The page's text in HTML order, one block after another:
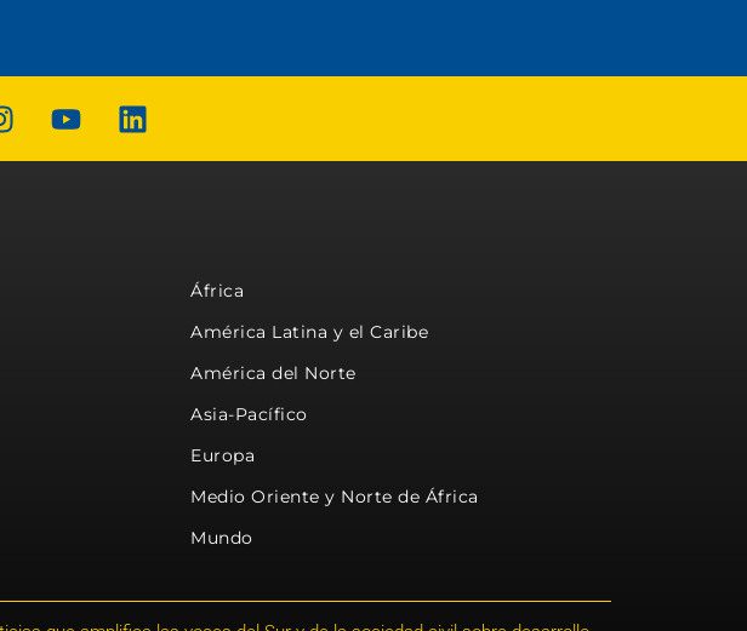
África
América Latina y el Caribe
América del Norte
Asia-Pacífico
Europa
Medio Oriente y Norte de África
Mundo